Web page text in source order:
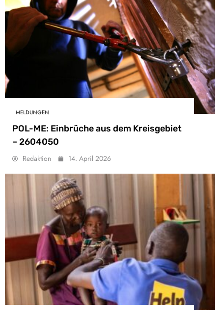
MELDUNGEN
POL-ME: Einbrüche aus dem Kreisgebiet
– 2604050
Redaktion 14. April 2026